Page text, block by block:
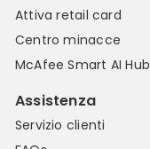
Attiva retail card
Centro minacce
McAfee Smart AI Hub
Assistenza
Servizio clienti